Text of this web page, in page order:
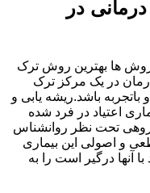
در
روش ها بهترین روش ترک
در یک مرکز ترک
باشد.ریشه یابی و
اعتیاد در فرد شده
تحت نظر روانشناس
و اصولی این بیماری
آنها درگیر است را به